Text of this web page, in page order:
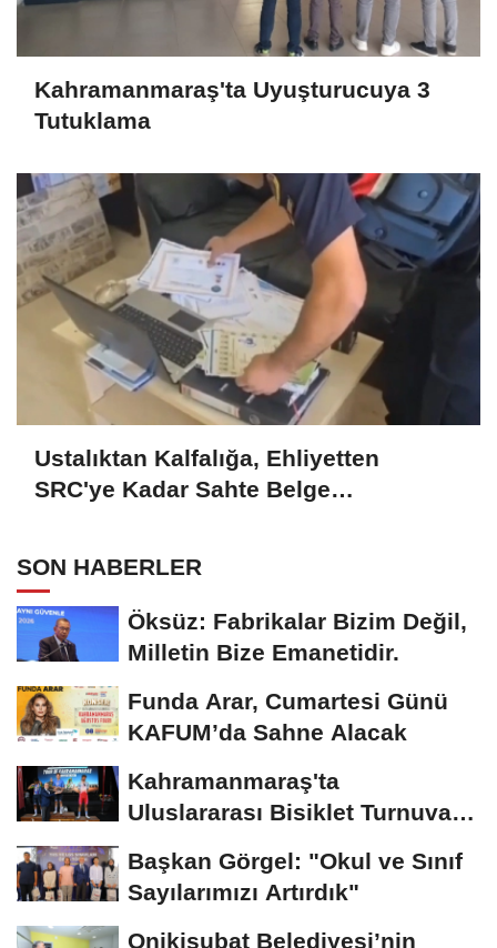
Kahramanmaraş'ta Uyuşturucuya 3
Tutuklama
Ustalıktan Kalfalığa, Ehliyetten
SRC'ye Kadar Sahte Belge
SON HABERLER
Öksüz: Fabrikalar Bizim Değil,
Milletin Bize Emanetidir.
Funda Arar, Cumartesi Günü
KAFUM’da Sahne Alacak
Kahramanmaraş'ta
Uluslararası Bisiklet Turnuvası
Başkan Görgel: "Okul ve Sınıf
Sayılarımızı Artırdık"
Onikişubat Belediyesi’nin